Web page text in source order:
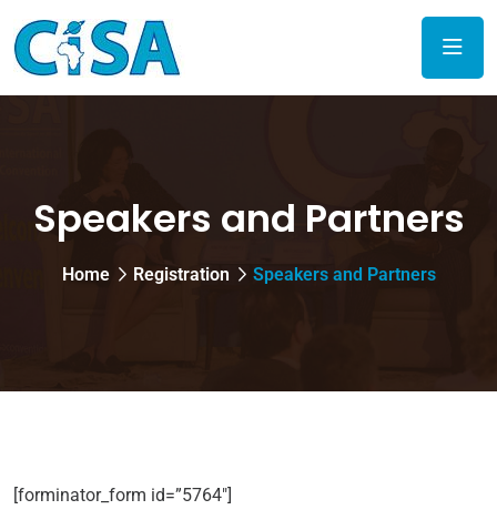
Speakers and Partners
Home Registration Speakers and Partners
[forminator_form id=”5764″]